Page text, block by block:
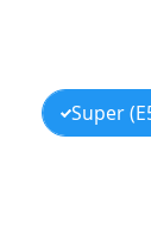
Super